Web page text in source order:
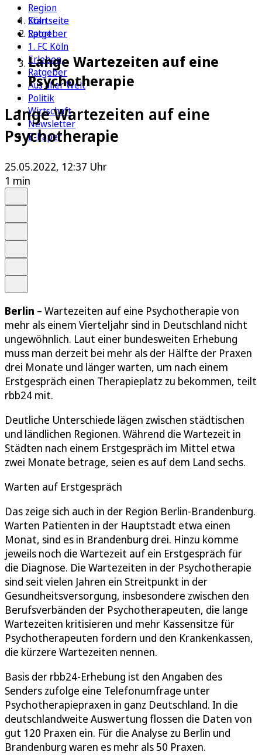
Region
Köln
Sport
1. FC Köln
Erleben
Ratgeber
Aus aller Welt
Politik
Wirtschaft
Newsletter
E-Paper
Startseite
Ratgeber
Lange Wartezeiten auf eine
Psychotherapie
Lange Wartezeiten auf eine
Psychotherapie
25.05.2022, 12:37 Uhr
1 min
Berlin – Wartezeiten auf eine Psychotherapie von
mehr als einem Vierteljahr sind in Deutschland nicht
ungewöhnlich. Laut einer bundesweiten Erhebung
muss man derzeit bei mehr als der Hälfte der Praxen
drei Monate und länger warten, um nach einem
Erstgespräch einen Therapieplatz zu bekommen, teilt
rbb24 mit.
Deutliche Unterschiede lägen zwischen städtischen
und ländlichen Regionen. Während die Wartezeit in
Städten nach einem Erstgespräch im Mittel etwa
zwei Monate betrage, seien es auf dem Land sechs.
Warten auf Erstgespräch
Das zeige sich auch in der Region Berlin-Brandenburg.
Warten Patienten in der Hauptstadt etwa einen
Monat, sind es in Brandenburg drei. Hinzu komme
jeweils noch die Wartezeit auf ein Erstgespräch für
die Diagnose. Die Wartezeiten in der Psychotherapie
sind seit vielen Jahren ein Streitpunkt in der
Gesundheitsversorgung, insbesondere zwischen den
Berufsverbänden der Psychotherapeuten, die lange
Wartezeiten kritisieren und mehr Kassensitze für
Psychotherapeuten fordern und den Krankenkassen,
die kürzere Wartezeiten nennen.
Basis der rbb24-Erhebung ist den Angaben des
Senders zufolge eine Telefonumfrage unter
Psychotherapiepraxen in ganz Deutschland. In die
deutschlandweite Auswertung flossen die Daten von
gut 120 Praxen ein. Für die Analyse zu Berlin und
Brandenburg waren es mehr als 50 Praxen.